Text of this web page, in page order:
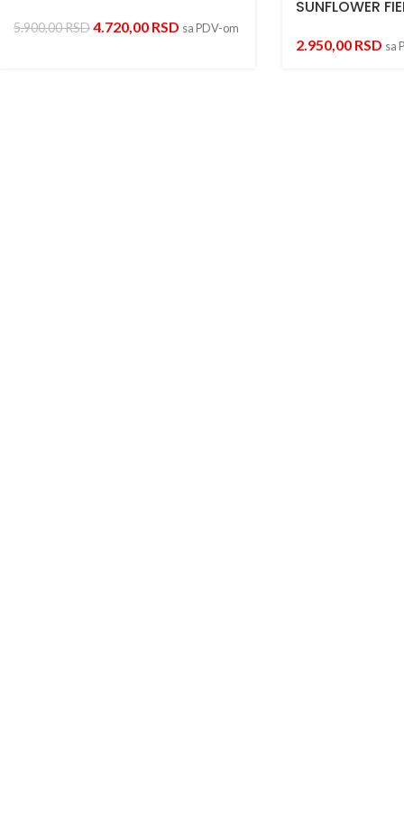
5.900,00RSD4.720,00 RSD sa PDV-om
SUNFLOWER
2.950,00 RSD sa